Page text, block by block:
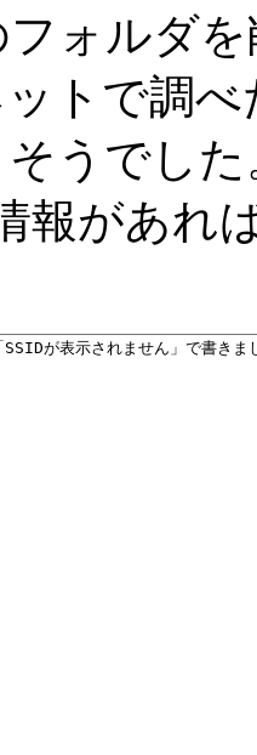
ォルダ
トで調
うでした
報があれ